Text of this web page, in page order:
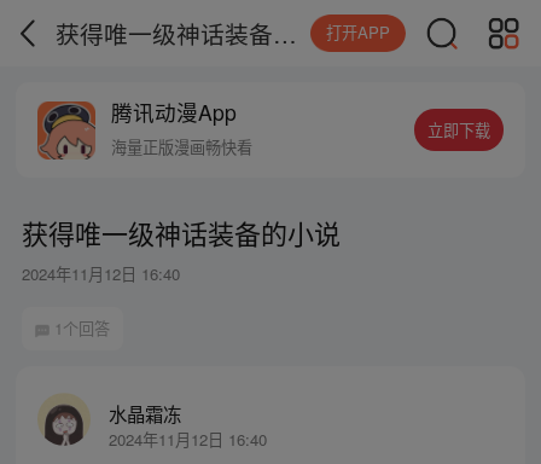
获得唯一级神话装备的小说 打开APP
腾讯动漫App
海量正版漫画畅快看
立即下载
获得唯一级神话装备的小说
2024年11月12日 16:40
1个回答
水晶霜冻
2024年11月12日 16:40